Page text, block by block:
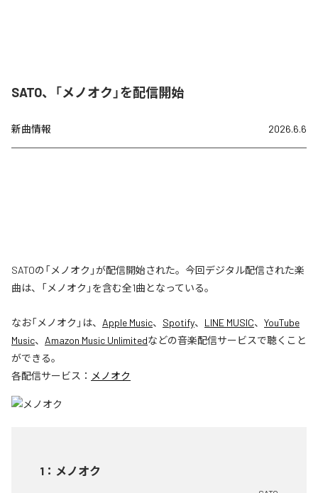
SATO、「メノオク」を配信開始
新曲情報 2026.6.6
SATOの「メノオク」が配信開始された。今回デジタル配信された楽
曲は、「メノオク」を含む全1曲となっている。
なお「メノオク 」は、 Apple Music、 Spotify、 LINE MUSIC、 YouTube
Music、 Amazon Music Unlimitedなどの音楽配信サービスで聴くこと
ができる。
各配信サービス： メノオク
1 ： メノオク